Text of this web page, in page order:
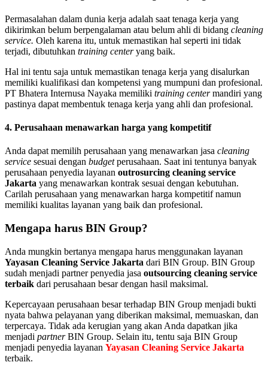
Permasalahan dalam dunia kerja adalah saat tenaga kerja yang
dikirimkan belum berpengalaman atau belum ahli di bidang cleaning
service. Oleh karena itu, untuk memastikan hal seperti ini tidak
terjadi, dibutuhkan training centeryang baik.
Hal ini tentu saja untuk memastikan tenaga kerja yang disalurkan
memiliki kualifikasi dan kompetensi yang mumpuni dan profesional.
PT Bhatera Internusa Nayaka memiliki training centermandiri yang
pastinya dapat membentuk tenaga kerja yang ahli dan profesional.
4. Perusahaan menawarkan harga yang kompetitif
Anda dapat memilih perusahaan yang menawarkan jasa cleaning
service sesuai dengan budgetperusahaan. Saat ini tentunya banyak
perusahaan penyedia layanan outrosurcing cleaning service
Jakarta yang menawarkan kontrak sesuai dengan kebutuhan.
Carilah perusahaan yang menawarkan harga kompetitif namun
memiliki kualitas layanan yang baik dan profesional.
Mengapa harus BIN Group?
Anda mungkin bertanya mengapa harus menggunakan layanan
Yayasan Cleaning Service Jakarta dari BIN Group. BIN Group
sudah menjadi partner penyedia jasa outsourcing cleaning service
terbaik dari perusahaan besar dengan hasil maksimal.
Kepercayaan perusahaan besar terhadap BIN Group menjadi bukti
nyata bahwa pelayanan yang diberikan maksimal, memuaskan, dan
terpercaya. Tidak ada kerugian yang akan Anda dapatkan jika
menjadi partnerBIN Group. Selain itu, tentu saja BIN Group
menjadi penyedia layanan Yayasan Cleaning Service Jakarta
terbaik.